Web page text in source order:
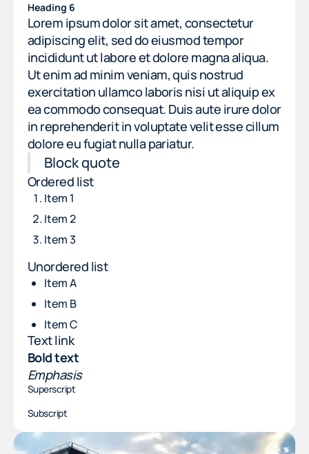
Heading 6
Lorem ipsum dolor sit amet, consectetur
adipiscing elit, sed do eiusmod tempor
incididunt ut labore et dolore magna aliqua.
Ut enim ad minim veniam, quis nostrud
exercitation ullamco laboris nisi ut aliquip ex
ea commodo consequat. Duis aute irure dolor
in reprehenderit in voluptate velit esse cillum
dolore eu fugiat nulla pariatur.
Block quote
Ordered list
Item 1
Item 2
Item 3
Unordered list
Item A
Item B
Item C
Text link
Bold text
Emphasis
Superscript
Subscript